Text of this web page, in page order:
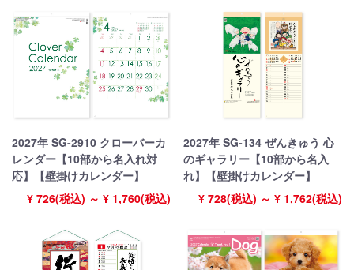
2027年 SG-2910 クローバーカ
レンダー【10部から名入れ対
応】【壁掛けカレンダー】
¥ 726(税込) ～ ¥ 1,760(税込)
2027年 SG-134 ぜんきゅう 心
のギャラリー【10部から名入
れ】【壁掛けカレンダー】
¥ 728(税込) ～ ¥ 1,762(税込)